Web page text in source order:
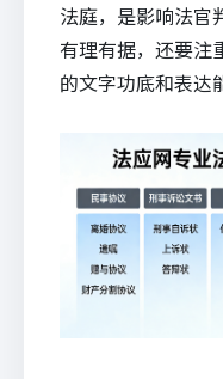
法庭，是影响法官
有理有据，还要注
的文字功底和表达